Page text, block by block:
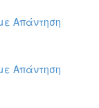
Απάντηση
Απάντηση